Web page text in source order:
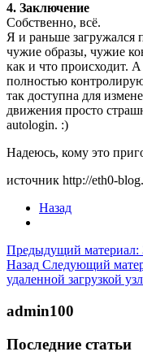
4. Заключение
Собственно, всё.
Я и раньше загружался
чужие образы, чужие
как и что происходит.
полностью
так доступна для
движения просто
autologin. :)
Надеюсь, кому это
источник http://eth0-
Назад
Предыдущий материал:
Назад Следующий
удаленной загрузкой
admin100
Последние статьи